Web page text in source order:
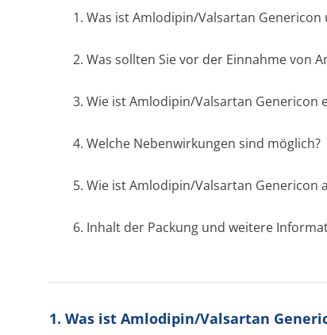
1. Was ist Amlodipin/Valsartan
2. Was sollten Sie vor der Einnahme von
3. Wie ist Amlodipin/Valsartan Genericon
4. Welche Nebenwirkungen sind möglich?
5. Wie ist Amlodipin/Valsartan Genericon
6. Inhalt der Packung und weitere
1. Was ist Amlodipin/Valsartan